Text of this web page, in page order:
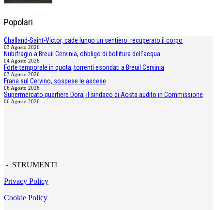
Popolari
Challand-Saint-Victor, cade lungo un sentiero: recuperato il corpo
03 Agosto 2026
Nubifragio a Breuil Cervinia, obbligo di bollitura dell'acqua
04 Agosto 2026
Forte temporale in quota, torrenti esondati a Breuil Cervinia
03 Agosto 2026
Frana sul Cervino, sospese le ascese
06 Agosto 2026
Supermercato quartiere Dora, il sindaco di Aosta audito in Commissione
06 Agosto 2026
- STRUMENTI
Privacy Policy
Cookie Policy